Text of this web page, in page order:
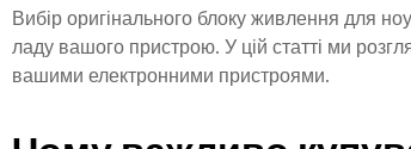
Вибір оригінального блоку живлення для
ладу вашого пристрою. У цій статті ми
вашими електронними пристроями.